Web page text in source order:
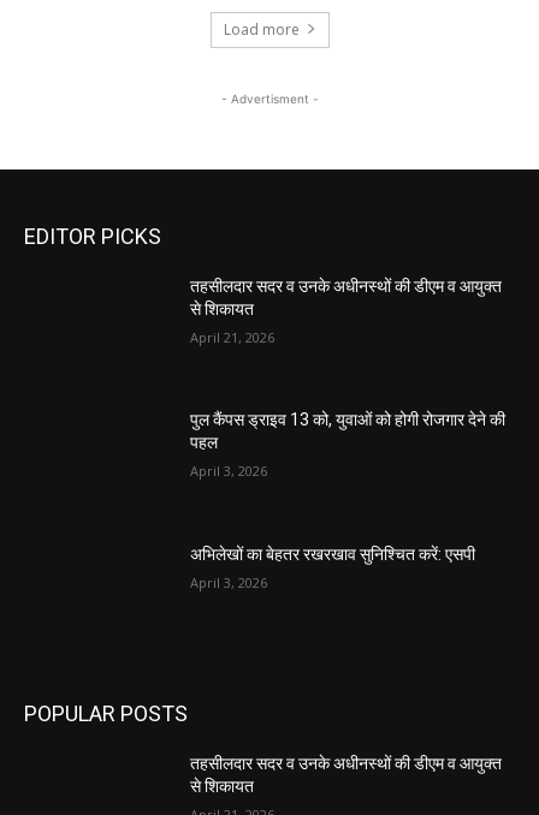
Load more
- Advertisment -
EDITOR PICKS
तहसीलदार सदर व उनके अधीनस्थों की डीएम व आयुक्त
से शिकायत
April 21, 2026
पुल कैंपस ड्राइव 13 को, युवाओं को होगी रोजगार देने की
पहल
April 3, 2026
अभिलेखों का बेहतर रखरखाव सुनिश्चित करें: एसपी
April 3, 2026
POPULAR POSTS
तहसीलदार सदर व उनके अधीनस्थों की डीएम व आयुक्त
से शिकायत